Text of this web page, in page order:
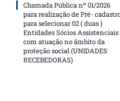
Chamada Pública nº 01/2026
para realização de Pré-
para selecionar 02 ( duas )
Entidades Sócios Assistenciais
com atuação no âmbito da
proteção social (UNIDADES
RECEBEDORAS)